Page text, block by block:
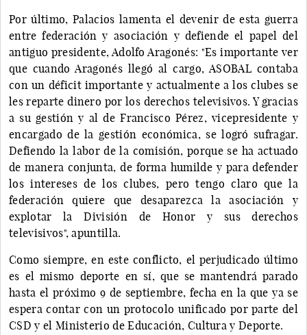
Por último, Palacios lamenta el devenir de esta guerra
entre federación y asociación y defiende el papel del
antiguo presidente, Adolfo Aragonés: "Es importante ver
que cuando Aragonés llegó al cargo, ASOBAL contaba
con un déficit importante y actualmente a los clubes se
les reparte dinero por los derechos televisivos. Y gracias
a su gestión y al de Francisco Pérez, vicepresidente y
encargado de la gestión económica, se logró sufragar.
Defiendo la labor de la comisión, porque se ha actuado
de manera conjunta, de forma humilde y para defender
los intereses de los clubes, pero tengo claro que la
federación quiere que desaparezca la asociación y
explotar la División de Honor y sus derechos
televisivos", apuntilla.
Como siempre, en este conflicto, el perjudicado último
es el mismo deporte en sí, que se mantendrá parado
hasta el próximo 9 de septiembre, fecha en la que ya se
espera contar con un protocolo unificado por parte del
CSD y el Ministerio de Educación, Cultura y Deporte.